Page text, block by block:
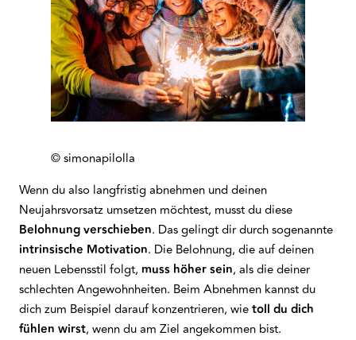
© simonapilolla
Wenn du also langfristig abnehmen und deinen
Neujahrsvorsatz umsetzen möchtest, musst du diese
Belohnung verschieben. Das gelingt dir durch sogenannte
intrinsische Motivation. Die Belohnung, die auf deinen
neuen Lebensstil folgt, muss höher sein, als die deiner
schlechten Angewohnheiten. Beim Abnehmen kannst du
dich zum Beispiel darauf konzentrieren, wietoll du dich
fühlen wirst, wenn du am Ziel angekommen bist.